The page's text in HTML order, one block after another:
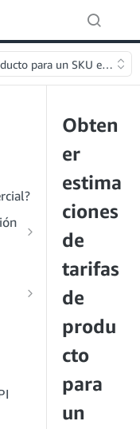
para un SKU
al
de
Obten
er
estima
ciones
de
tarifas
de
produ
cto
para
un